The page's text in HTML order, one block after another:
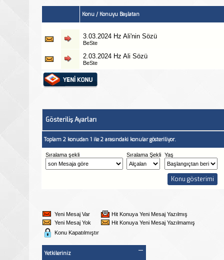
Konu / Konuyu Başlatan
3.03.2024 Hz Ali'nin Sözü
BeSte
2.03.2024 Hz Ali Sözü
BeSte
Gösteriliş Ayarları
Toplam 2 konudan 1 ile 2 arasındaki konular gösteriliyor.
Sıralama şekli Sıralama Şekli Yaş
Yeni Mesaj Var
Hit Konuya Yeni Mesaj Yazılmış
Yeni Mesaj Yok
Hit Konuya Yeni Mesaj Yazılmamış
Konu Kapatılmıştır
Yetkileriniz